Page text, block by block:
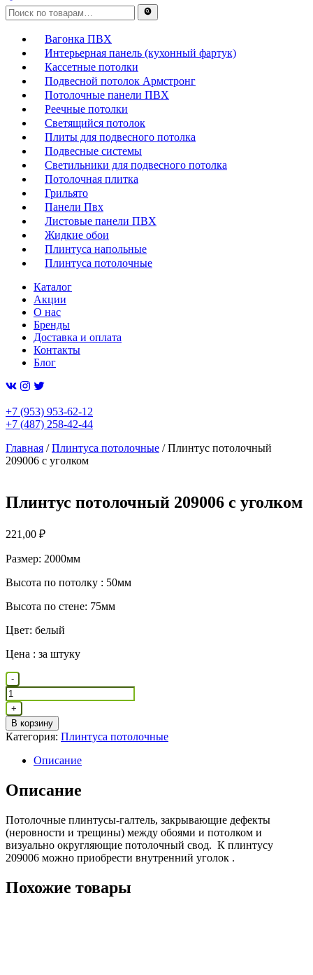
Вагонка ПВХ
Интерьерная панель (кухонный фартук)
Кассетные потолки
Подвесной потолок Армстронг
Потолочные панели ПВХ
Реечные потолки
Светящийся потолок
Плиты для подвесного потолка
Подвесные системы
Светильники для подвесного потолка
Потолочная плитка
Грильято
Панели Пвх
Листовые панели ПВХ
Жидкие обои
Плинтуса напольные
Плинтуса потолочные
Каталог
Акции
О нас
Бренды
Доставка и оплата
Контакты
Блог
+7 (953) 953-62-12
+7 (487) 258-42-44
Главная /Плинтуса потолочные / Плинтус потолочный
209006 с уголком
Плинтус потолочный 209006 с уголком
221,00 ₽
Размер: 2000мм
Высота по потолку : 50мм
Высота по стене: 75мм
Цвет: белый
Цена : за штуку
Количество
товара
Плинтус
потолочный
209006
с
-
+
В корзину
Категория: Плинтуса потолочные
Описание
Описание
Потолочные плинтусы-галтель, закрывающие дефекты
(неровности и трещины) между обоями и потолком и
визуально округляющие потолочный свод. К плинтусу
209006 можно приобрести внутренний уголок .
Похожие товары